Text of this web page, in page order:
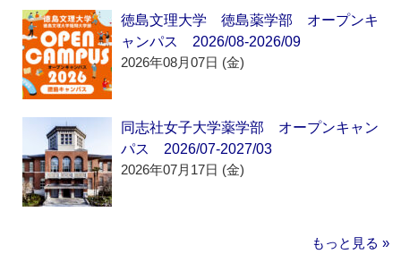
徳島文理大学 徳島薬学部 オープンキ
ャンパス 2026/08-2026/09
2026年08月07日 (金)
同志社女子大学薬学部 オープンキャン
パス 2026/07-2027/03
2026年07月17日 (金)
もっと見る »